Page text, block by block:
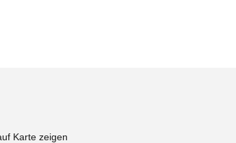
Karte zeigen